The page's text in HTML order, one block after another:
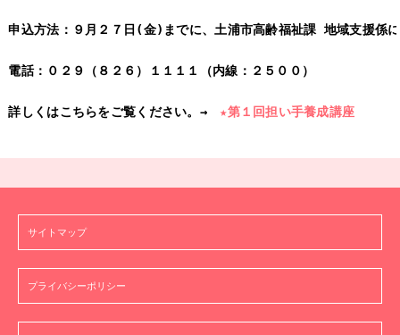
電話：０２９（８２６）１１１１（内線：２５００）
詳しくはこちらをご覧ください。→ ★第１回担い手養成講座
サイトマップ
プライバシーポリシー